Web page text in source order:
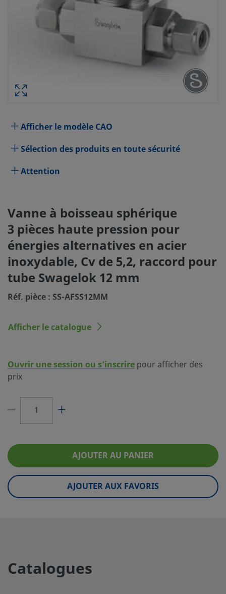
VANNE À BOISSEAU SPHÉRIQUE 3
PRESSION POUR ÉNERGIES
ACIER INOXYDABLE, CV DE 5,2,
TUBE
RÉF.
Spécifications
10)
Dimension du raccordement
1
12 mm
Type du raccordement 1
Raccord Swagelok® pour
Dimension du raccordement
2
12 mm
Cv maximal
Type d’écoulement
Type de poignée
émissions
eClass (4.1)
eClass (5.1.4)
37010401
UNSPSC (4.03)
Afficher le modèle CAO
Sélection des produits en toute sécurité
Attention
Vanne à boisseau sphérique
3 pièces haute pression pour
énergies alternatives en acier
inoxydable, Cv de 5,2, raccord pour
tube Swagelok 12 mm
Réf. pièce : SS-AFSS12MM
Afficher le catalogue
Ouvrir une session ou s’inscrire pour afficher des
prix
AJOUTER AU PANIER
AJOUTER AUX FAVORIS
Catalogues